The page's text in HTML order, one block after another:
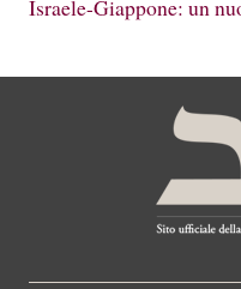
Israele-Giappone: un